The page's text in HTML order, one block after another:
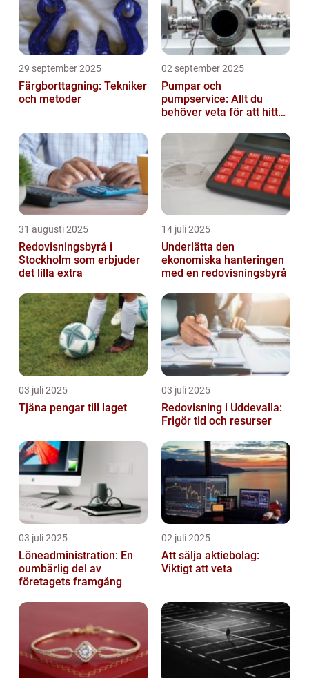
29 september 2025
Färgborttagning: Tekniker
och metoder
02 september 2025
Pumpar och
pumpservice: Allt du
behöver veta för att hitta
31 augusti 2025
Redovisningsbyrå i
Stockholm som erbjuder
det lilla extra
14 juli 2025
Underlätta den
ekonomiska hanteringen
med en redovisningsbyrå
03 juli 2025
Tjäna pengar till laget
03 juli 2025
Redovisning i Uddevalla:
Frigör tid och resurser
03 juli 2025
Löneadministration: En
oumbärlig del av
företagets framgång
02 juli 2025
Att sälja aktiebolag:
Viktigt att veta